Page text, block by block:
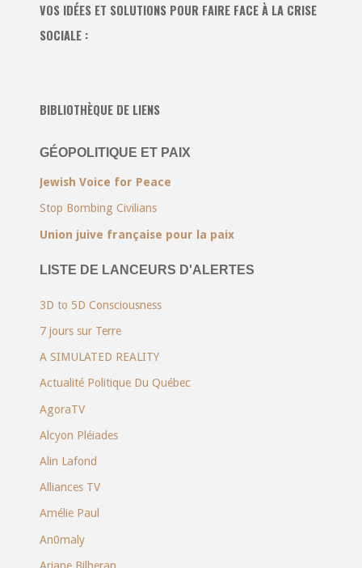
VOS IDÉES ET SOLUTIONS POUR FAIRE FACE À LA CRISE
SOCIALE :
BIBLIOTHÈQUE DE LIENS
GÉOPOLITIQUE ET PAIX
Jewish Voice for Peace
Stop Bombing Civilians
Union juive française pour la paix
LISTE DE LANCEURS D'ALERTES
3D to 5D Consciousness
7 jours sur Terre
A SIMULATED REALITY
Actualité Politique Du Québec
AgoraTV
Alcyon Pléiades
Alin Lafond
Alliances TV
Amélie Paul
An0maly
Ariane Bilheran